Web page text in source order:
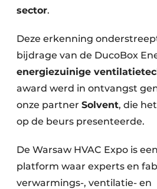
sector.
Deze erkenning
bijdrage van de DucoBox
energiezuinige
award werd in ontvangst
onze partner Solvent, die
op de beurs presenteerde.
De Warsaw HVAC Expo is
platform waar experts en
verwarmings-, ventilatie- en